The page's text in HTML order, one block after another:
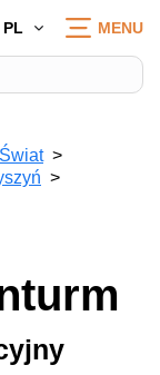
PL MENU
Świat